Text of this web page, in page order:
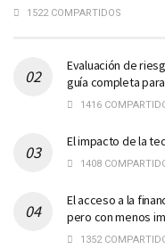
1522 COMPARTIDOS
Evaluación de
guía completa
1416
El impacto de la
1408
El acceso a la
pero con menos
1352